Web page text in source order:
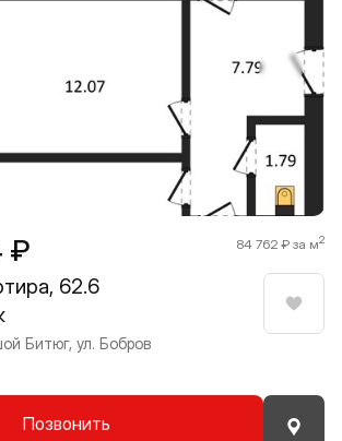
₽ 84 762 ₽ за м2
62.6
Битюг, ул. Бобров
Позвонить